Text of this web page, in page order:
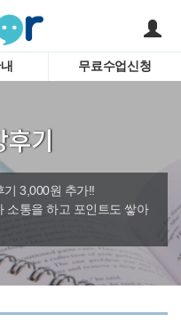
서비스안내
강사소개
회사소개
어린이
영자신
수업
무료수업신청
후기
3,000원 추가!!
소통을 하고 포인트도 쌓아